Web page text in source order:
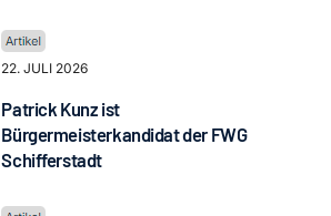
22. JULI 2026
Patrick Kunz ist
Bürgermeisterkandidat der FWG
Schifferstadt